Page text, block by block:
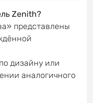
Zenith?
представлены
дизайну или
аналогичного